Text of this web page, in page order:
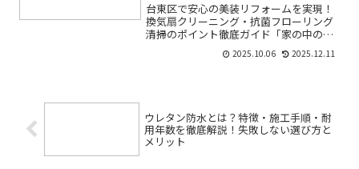
台東区で安心の美装リフォームを実現！
換気扇クリーニング・抗菌フローリング
清掃のポイント徹底ガイド「家の中の汚
れが気になるけど、どこから手を付けれ
ばいいか分からない」「プロの美装業者
2025.10.06 2025.12.11
ウレタン防水とは？特徴・施工手順・耐
用年数を徹底解説！失敗しない選び方と
メリット